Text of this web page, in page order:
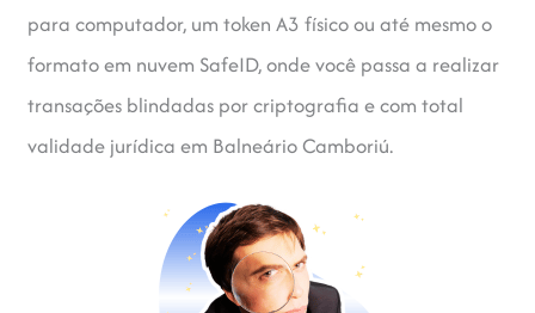
para computador, um token A3 físico ou até mesmo o
formato em nuvem SafeID, onde você passa a realizar
transações blindadas por criptografia e com total
validade jurídica em Balneário Camboriú.